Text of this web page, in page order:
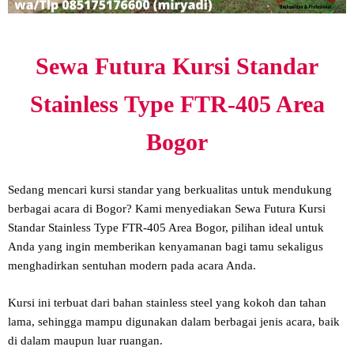
Sewa Futura Kursi Standar
Stainless Type FTR-405 Area
Bogor
Sedang mencari kursi standar yang berkualitas untuk mendukung
berbagai acara di Bogor? Kami menyediakan Sewa Futura Kursi
Standar Stainless Type FTR-405 Area Bogor, pilihan ideal untuk
Anda yang ingin memberikan kenyamanan bagi tamu sekaligus
menghadirkan sentuhan modern pada acara Anda.
Kursi ini terbuat dari bahan stainless steel yang kokoh dan tahan
lama, sehingga mampu digunakan dalam berbagai jenis acara, baik
di dalam maupun luar ruangan.